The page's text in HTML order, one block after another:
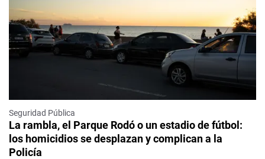
Seguridad Pública
La rambla, el Parque Rodó o un estadio de fútbol:
los homicidios se desplazan y complican a la
Policía